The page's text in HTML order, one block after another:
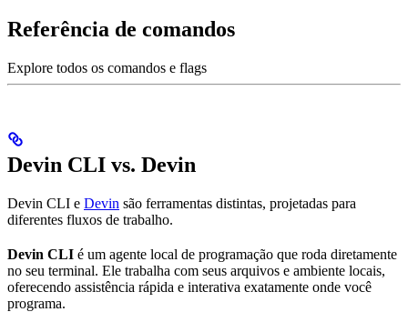
Referência de comandos
Explore todos os comandos e flags
Devin CLI vs. Devin
Devin CLI e Devin são ferramentas distintas, projetadas para
diferentes fluxos de trabalho.
Devin CLI é um agente local de programação que roda diretamente
no seu terminal. Ele trabalha com seus arquivos e ambiente locais,
oferecendo assistência rápida e interativa exatamente onde você
programa.